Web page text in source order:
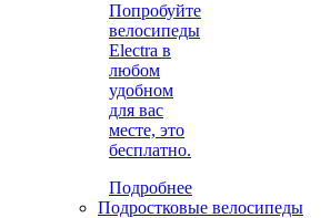
Попробуйте
велосипеды
Electra в
любом
удобном
для вас
месте, это
бесплатно.
Подробнее
Подростковые велосипеды